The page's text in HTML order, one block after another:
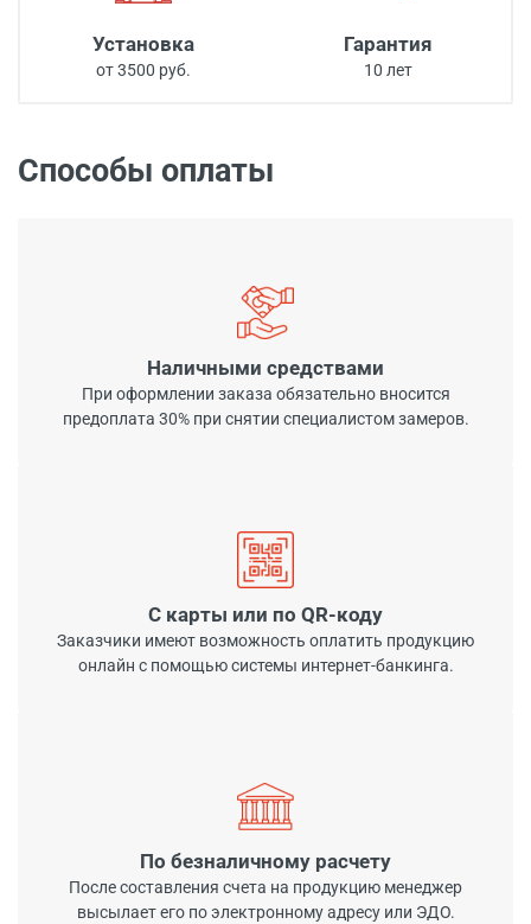
Установка
от 3500 руб.
Гарантия
10 лет
Способы оплаты
Наличными средствами
При оформлении заказа обязательно вносится
предоплата 30% при снятии специалистом замеров.
С карты или по QR-коду
Заказчики имеют возможность оплатить продукцию
онлайн с помощью системы интернет-банкинга.
По безналичному расчету
После составления счета на продукцию менеджер
высылает его по электронному адресу или ЭДО.